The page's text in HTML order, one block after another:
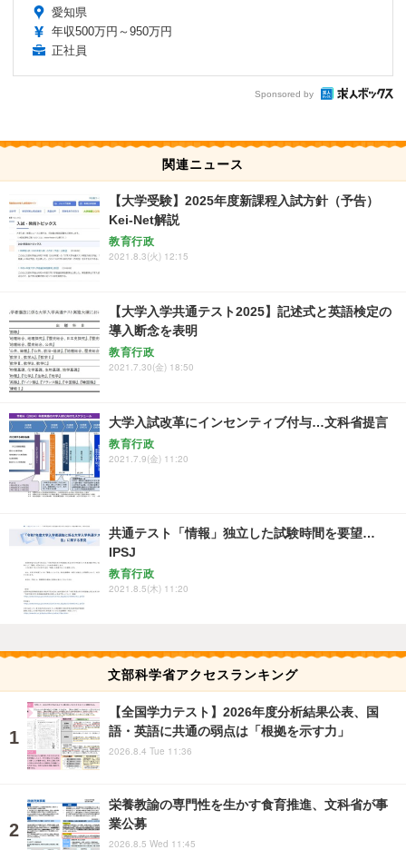
愛知県
年収500万円～950万円
正社員
Sponsored by
関連ニュース
【大学受験】2025年度新課程入試方針（予告）
Kei-Net解説
教育行政
2021.8.3(火) 12:15
【大学入学共通テスト2025】記述式と英語検定の
導入断念を表明
教育行政
2021.7.30(金) 18:50
大学入試改革にインセンティブ付与…文科省提言
教育行政
2021.7.9(金) 11:20
共通テスト「情報」独立した試験時間を要望…
IPSJ
教育行政
2021.8.5(木) 11:20
文部科学省アクセスランキング
【全国学力テスト】2026年度分析結果公表、国
語・英語に共通の弱点は「根拠を示す力」
2026.8.4 Tue 11:36
栄養教諭の専門性を生かす食育推進、文科省が事
業公募
2026.8.5 Wed 11:45